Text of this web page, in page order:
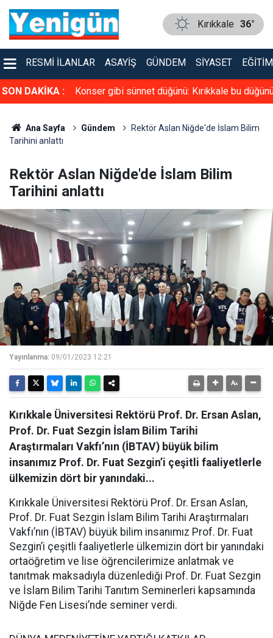
Kırıkkale 36°
RESMI İLANLAR ASAYIŞ GÜNDEM SIYASET EĞITIM
SON DAKİKA :
tazeledi! Konser gibi sünnet düğünü: Kırıkkale bu
Ana Sayfa Gündem
Rektör Aslan Niğde'de İslam Bilim
Tarihini anlattı
Rektör Aslan Niğde'de İslam Bilim
Tarihini anlattı
Yayınlanma: 09/01/2023 12:21
Kırıkkale Üniversitesi Rektörü Prof. Dr. Ersan Aslan,
Prof. Dr. Fuat Sezgin İslam Bilim Tarihi
Araştırmaları Vakfı’nın (İBTAV) büyük bilim
insanımız Prof. Dr. Fuat Sezgin’i çeşitli faaliyetlerle
ülkemizin dört bir yanındaki...
Kırıkkale Üniversitesi Rektörü Prof. Dr. Ersan Aslan,
Prof. Dr. Fuat Sezgin İslam Bilim Tarihi Araştırmaları
Vakfı’nın (İBTAV) büyük bilim insanımız Prof. Dr. Fuat
Sezgin’i çeşitli faaliyetlerle ülkemizin dört bir yanındaki
ortaöğretim ve lise öğrencilerimize anlatmak ve
tanıtmak maksadıyla düzenlediği Prof. Dr. Fuat Sezgin
ve İslam Bilim Tarihi Tanıtım Seminerleri kapsamında
Niğde Fen Lisesi’nde seminer verdi.